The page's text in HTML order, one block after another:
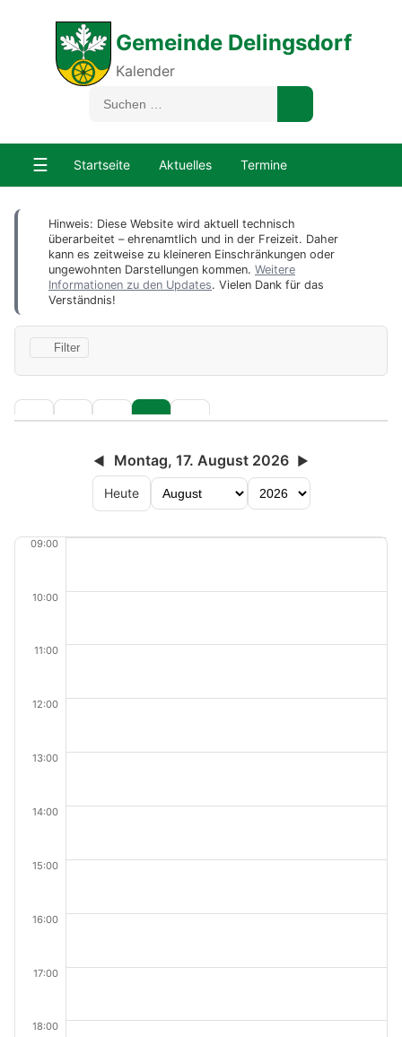
Gemeinde Delingsdorf
Kalender
☰ Startseite Aktuelles Termine
Hinweis: Diese Website wird aktuell technisch
überarbeitet – ehrenamtlich und in der Freizeit. Daher
kann es zeitweise zu kleineren Einschränkungen oder
ungewohnten Darstellungen kommen. Weitere
Informationen zu den Updates. Vielen Dank für das
Verständnis!
Filter
◀ Montag, 17. August 2026 ▶
Heute
09:00
10:00
11:00
12:00
13:00
14:00
15:00
16:00
17:00
18:00